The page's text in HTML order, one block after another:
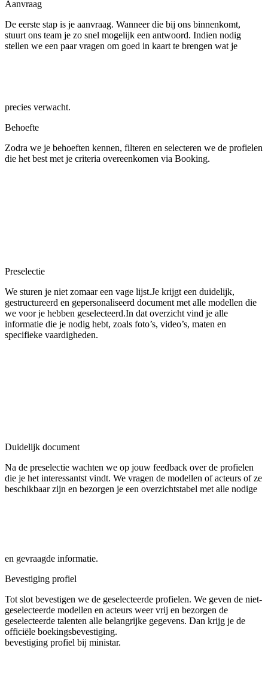
Aanvraag
De eerste stap is je aanvraag. Wanneer die bij ons binnenkomt,
stuurt ons team je zo snel mogelijk een antwoord. Indien nodig
stellen we een paar vragen om goed in kaart te brengen wat je
precies verwacht.
Behoefte
Zodra we je behoeften kennen, filteren en selecteren we de profielen
die het best met je criteria overeenkomen via Booking.
Preselectie
We sturen je niet zomaar een vage lijst.Je krijgt een duidelijk,
gestructureerd en gepersonaliseerd document met alle modellen die
we voor je hebben geselecteerd.In dat overzicht vind je alle
informatie die je nodig hebt, zoals foto’s, video’s, maten en
specifieke vaardigheden.
Duidelijk document
Na de preselectie wachten we op jouw feedback over de profielen
die je het interessantst vindt. We vragen de modellen of acteurs of ze
beschikbaar zijn en bezorgen je een overzichtstabel met alle nodige
en gevraagde informatie.
Bevestiging profiel
Tot slot bevestigen we de geselecteerde profielen. We geven de niet-
geselecteerde modellen en acteurs weer vrij en bezorgen de
geselecteerde talenten alle belangrijke gegevens. Dan krijg je de
officiële boekingsbevestiging.
bevestiging profiel bij ministar.